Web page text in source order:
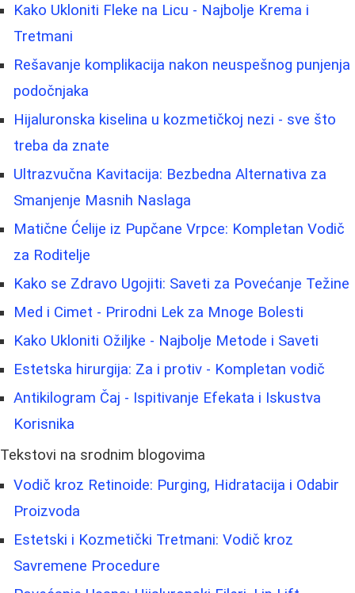
Kako Ukloniti Fleke na Licu - Najbolje Krema i
Tretmani
Rešavanje komplikacija nakon neuspešnog punjenja
podočnjaka
Hijaluronska kiselina u kozmetičkoj nezi - sve što
treba da znate
Ultrazvučna Kavitacija: Bezbedna Alternativa za
Smanjenje Masnih Naslaga
Matične Ćelije iz Pupčane Vrpce: Kompletan Vodič
za Roditelje
Kako se Zdravo Ugojiti: Saveti za Povećanje Težine
Med i Cimet - Prirodni Lek za Mnoge Bolesti
Kako Ukloniti Ožiljke - Najbolje Metode i Saveti
Estetska hirurgija: Za i protiv - Kompletan vodič
Antikilogram Čaj - Ispitivanje Efekata i Iskustva
Korisnika
Tekstovi na srodnim blogovima
Vodič kroz Retinoide: Purging, Hidratacija i Odabir
Proizvoda
Estetski i Kozmetički Tretmani: Vodič kroz
Savremene Procedure